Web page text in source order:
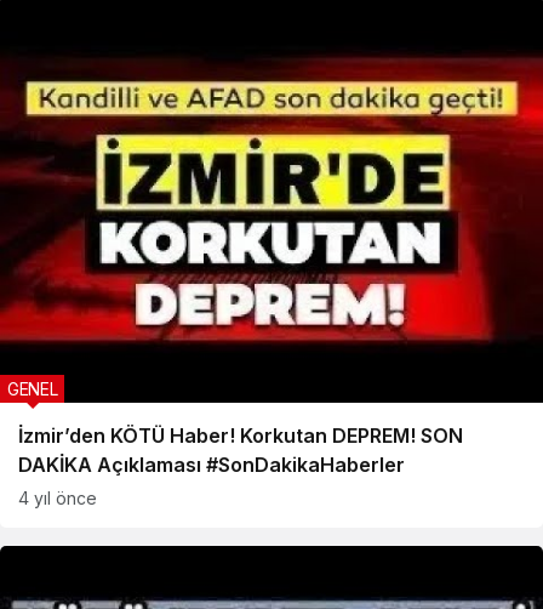
İzmir’den KÖTÜ Haber! Korkutan DEPREM! SON
DAKİKA Açıklaması #SonDakikaHaberler
GENEL
4 yıl önce